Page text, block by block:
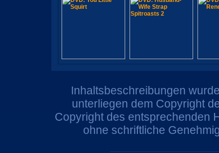
Inhaltsbeschreibungen
unterliegen dem Copyright
Copyright des entsprechenden
ohne schriftliche